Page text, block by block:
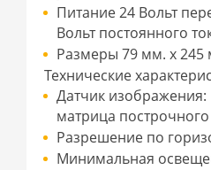
Питание 24 Вольт
Вольт постоянного
Размеры 79 мм. x 245
Технические
Датчик
матрица
Разрешение по
Минимальная